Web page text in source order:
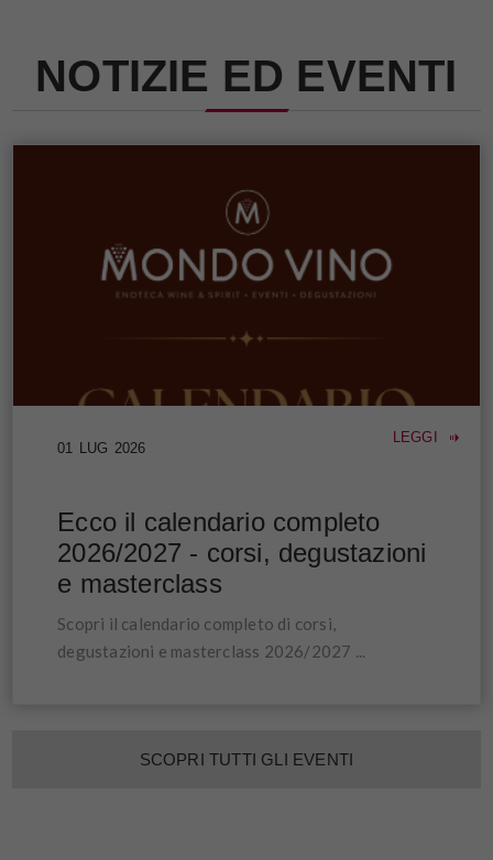
NOTIZIE ED EVENTI
01 LUG 2026
LEGGI
Ecco il calendario completo
2026/2027 - corsi, degustazioni
e masterclass
Scopri il calendario completo di corsi,
degustazioni e masterclass 2026/2027 ...
SCOPRI TUTTI GLI EVENTI